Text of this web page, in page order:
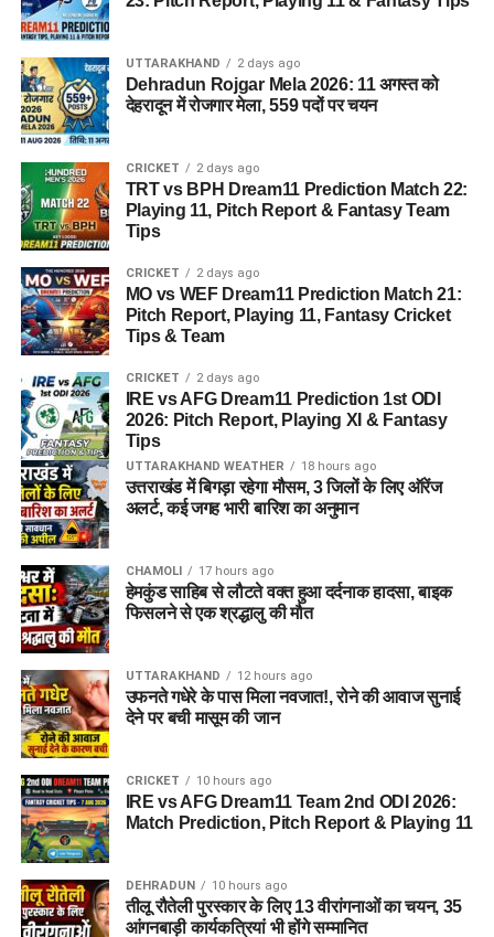
UTTARAKHAND 2 days ago
Dehradun Rojgar Mela 2026: 11 अगस्त को
देहरादून में रोजगार मेला, 559 पदों पर चयन
CRICKET 2 days ago
TRT vs BPH Dream11 Prediction Match 22:
Playing 11, Pitch Report & Fantasy Team
Tips
CRICKET 2 days ago
MO vs WEF Dream11 Prediction Match 21:
Pitch Report, Playing 11, Fantasy Cricket
Tips & Team
CRICKET 2 days ago
IRE vs AFG Dream11 Prediction 1st ODI
2026: Pitch Report, Playing XI & Fantasy
Tips
UTTARAKHAND WEATHER 18 hours ago
उत्तराखंड में बिगड़ा रहेगा मौसम, 3 जिलों के लिए ऑरेंज
अलर्ट, कई जगह भारी बारिश का अनुमान
CHAMOLI 17 hours ago
हेमकुंड साहिब से लौटते वक्त हुआ दर्दनाक हादसा, बाइक
फिसलने से एक श्रद्धालु की मौत
UTTARAKHAND 12 hours ago
उफनते गधेरे के पास मिला नवजात!, रोने की आवाज सुनाई
देने पर बची मासूम की जान
CRICKET 10 hours ago
IRE vs AFG Dream11 Team 2nd ODI 2026:
Match Prediction, Pitch Report & Playing 11
DEHRADUN 10 hours ago
तीलू रौतेली पुरस्कार के लिए 13 वीरांगनाओं का चयन, 35
आंगनबाड़ी कार्यकत्रियां भी होंगे सम्मानित